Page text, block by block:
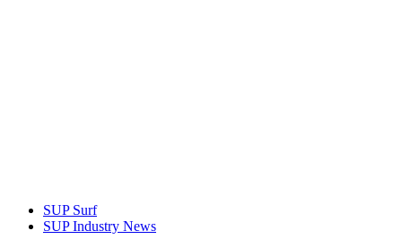
SUP Surf
SUP Industry News